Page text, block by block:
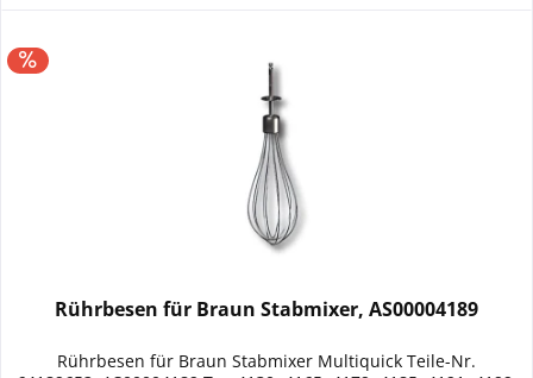
Rührbesen für Braun Stabmixer, AS00004189
Rührbesen für Braun Stabmixer Multiquick Teile-Nr.